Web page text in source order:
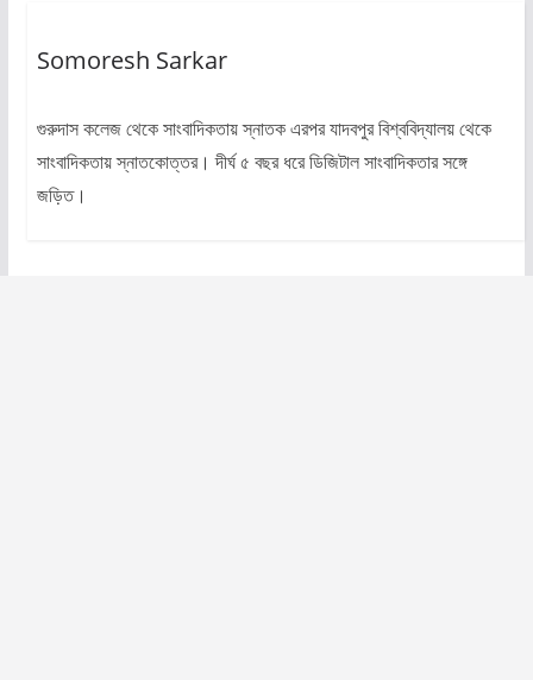
Somoresh Sarkar
গুরুদাস কলেজ থেকে সাংবাদিকতায় স্নাতক এরপর যাদবপুর বিশ্ববিদ্যালয় থেকে
সাংবাদিকতায় স্নাতকোত্তর। দীর্ঘ ৫ বছর ধরে ডিজিটাল সাংবাদিকতার সঙ্গে
জড়িত।